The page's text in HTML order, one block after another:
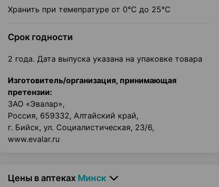
Хранить при темепратуре от 0°С до 25°С
Срок годности
2 года. Дата выпуска указана на упаковке товара
Изготовитель/организация, принимающая
претензии:
ЗАО «Эвалар»,
Россия, 659332, Алтайский край,
г. Бийск, ул. Социалистическая, 23/6,
www.evalar.ru
Цены в аптеках Минск